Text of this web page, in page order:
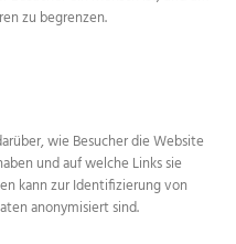
zu begrenzen.
wie Besucher die Website
und auf welche Links sie
kann zur Identifizierung von
anonymisiert sind.